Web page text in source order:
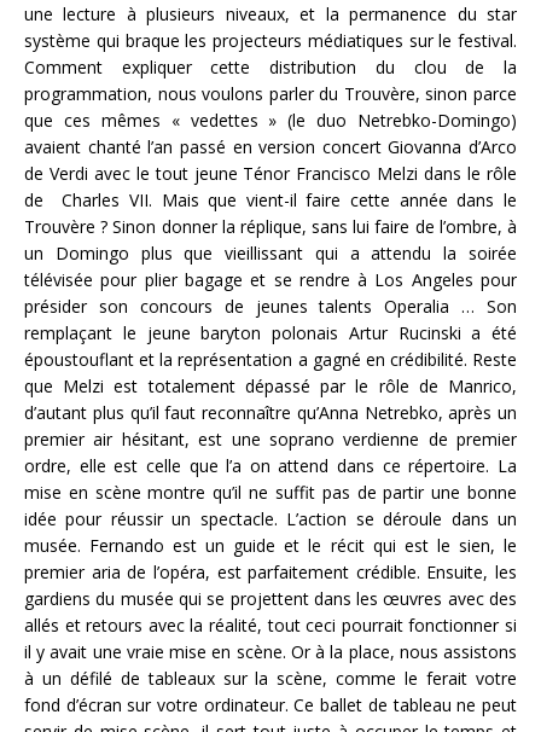
une lecture à plusieurs niveaux, et la permanence du star
système qui braque les projecteurs médiatiques sur le festival.
Comment expliquer cette distribution du clou de la
programmation, nous voulons parler du Trouvère, sinon parce
que ces mêmes « vedettes » (le duo Netrebko-Domingo)
avaient chanté l’an passé en version concert Giovanna d’Arco
de Verdi avec le tout jeune Ténor Francisco Melzi dans le rôle
de Charles VII. Mais que vient-il faire cette année dans le
Trouvère ? Sinon donner la réplique, sans lui faire de l’ombre, à
un Domingo plus que vieillissant qui a attendu la soirée
télévisée pour plier bagage et se rendre à Los Angeles pour
présider son concours de jeunes talents Operalia … Son
remplaçant le jeune baryton polonais Artur Rucinski a été
époustouflant et la représentation a gagné en crédibilité. Reste
que Melzi est totalement dépassé par le rôle de Manrico,
d’autant plus qu’il faut reconnaître qu’Anna Netrebko, après un
premier air hésitant, est une soprano verdienne de premier
ordre, elle est celle que l’a on attend dans ce répertoire. La
mise en scène montre qu’il ne suffit pas de partir une bonne
idée pour réussir un spectacle. L’action se déroule dans un
musée. Fernando est un guide et le récit qui est le sien, le
premier aria de l’opéra, est parfaitement crédible. Ensuite, les
gardiens du musée qui se projettent dans les œuvres avec des
allés et retours avec la réalité, tout ceci pourrait fonctionner si
il y avait une vraie mise en scène. Or à la place, nous assistons
à un défilé de tableaux sur la scène, comme le ferait votre
fond d’écran sur votre ordinateur. Ce ballet de tableau ne peut